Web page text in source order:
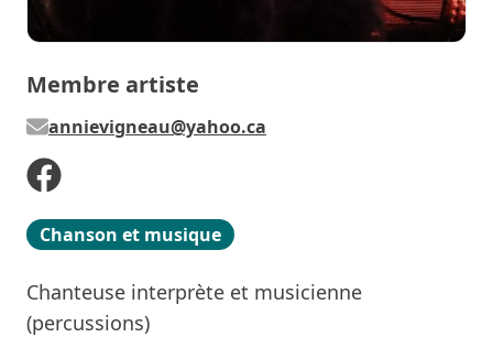
Membre artiste
annievigneau@yahoo.ca
Chanson et musique
Chanteuse interprète et musicienne
(percussions)